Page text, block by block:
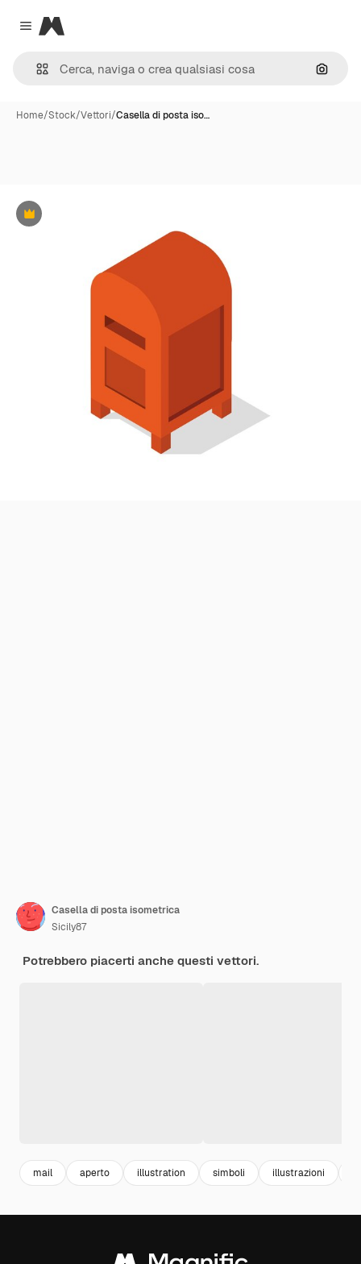
Close menu
Magnific
Cerca
Home/Stock/Vettori/Casella di posta iso…
Premium
Casella di posta isometrica
Sicily87
Potrebbero piacerti anche questi vettori.
mail aperto illustration simboli illustrazioni